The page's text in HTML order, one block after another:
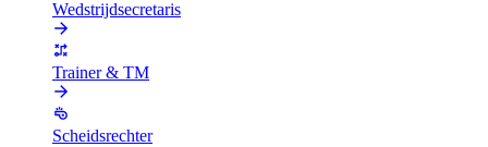
Wedstrijdsecretaris
Trainer & TM
Scheidsrechter